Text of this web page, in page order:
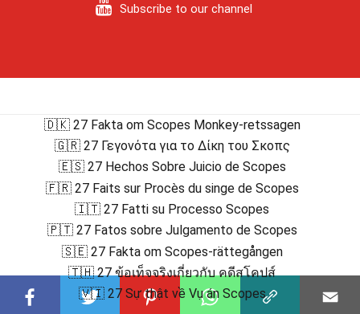
Subscribe to our channel
🇩🇰 27 Fakta om Scopes Monkey-retssagen
🇬🇷 27 Γεγονότα για το Δίκη του Σκοπς
🇪🇸 27 Hechos Sobre Juicio de Scopes
🇫🇷 27 Faits sur Procès du singe de Scopes
🇮🇹 27 Fatti su Processo Scopes
🇵🇹 27 Fatos sobre Julgamento de Scopes
🇸🇪 27 Fakta om Scopes-rättegången
🇹🇭 27 ข้อเท็จจริงเกี่ยวกับ คดีสโคปส์
🇻🇮 27 Sự thật về Vụ án Scopes